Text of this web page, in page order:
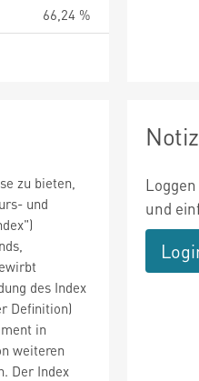
66,24 %
zu bieten,
und
des Index
Definition)
in
weiteren
Der Index
und